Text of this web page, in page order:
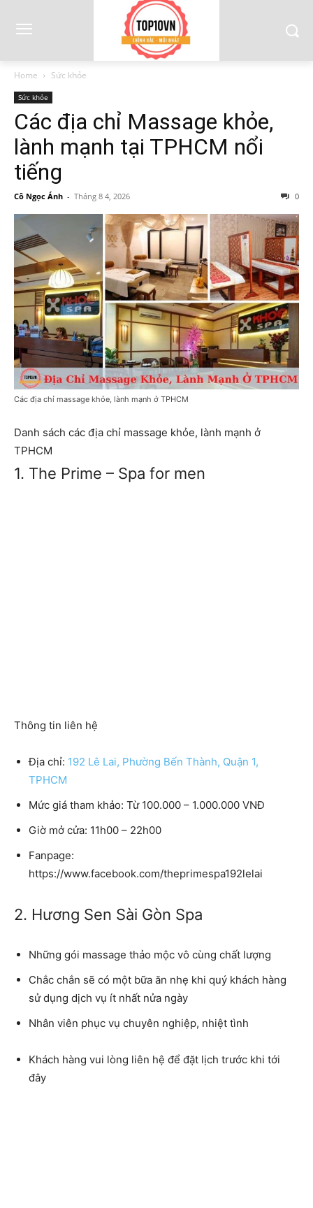
Home Sức khỏe
Sức khỏe
Các địa chỉ Massage khỏe,
lành mạnh tại TPHCM nổi
tiếng
Cô Ngọc Ánh - Tháng 8 4, 2026 0
Các địa chỉ massage khỏe, lành mạnh ở TPHCM
Danh sách các địa chỉ massage khỏe, lành mạnh ở
TPHCM
1. The Prime – Spa for men
Thông tin liên hệ
Địa chỉ: 192 Lê Lai, Phường Bến Thành, Quận 1,
TPHCM
Mức giá tham khảo: Từ 100.000 – 1.000.000 VNĐ
Giờ mở cửa: 11h00 – 22h00
Fanpage:
https://www.facebook.com/theprimespa192lelai
2. Hương Sen Sài Gòn Spa
Những gói massage thảo mộc vô cùng chất lượng
Chắc chắn sẽ có một bữa ăn nhẹ khi quý khách hàng
sử dụng dịch vụ ít nhất nửa ngày
Nhân viên phục vụ chuyên nghiệp, nhiệt tình
Khách hàng vui lòng liên hệ để đặt lịch trước khi tới
đây